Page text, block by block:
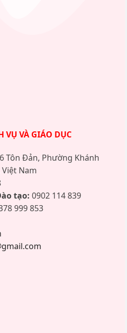
VỤ VÀ GIÁO DỤC
Tôn Đản, Phường Khánh
Nam
tạo: 0902 114 839
999 853